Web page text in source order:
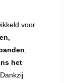
voor
het